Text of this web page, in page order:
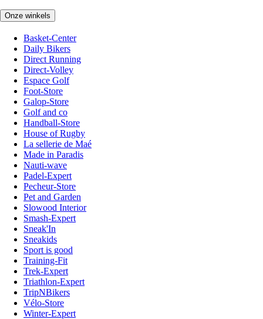
Onze winkels
Basket-Center
Daily Bikers
Direct Running
Direct-Volley
Espace Golf
Foot-Store
Galop-Store
Golf and co
Handball-Store
House of Rugby
La sellerie de Maé
Made in Paradis
Nauti-wave
Padel-Expert
Pecheur-Store
Pet and Garden
Slowood Interior
Smash-Expert
Sneak'In
Sneakids
Sport is good
Training-Fit
Trek-Expert
Triathlon-Expert
TripNBikers
Vélo-Store
Winter-Expert